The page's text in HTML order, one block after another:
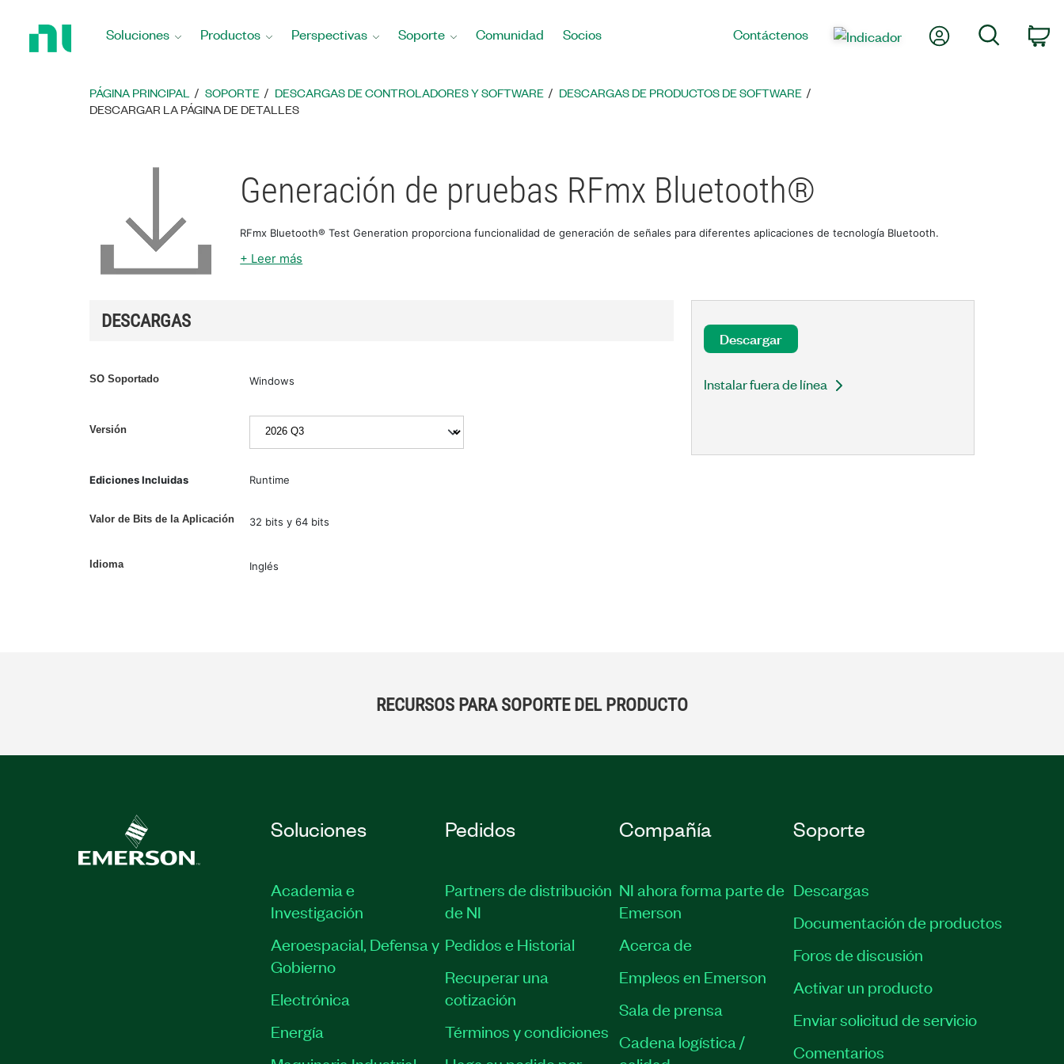
Soluciones Productos Perspectivas Soporte Comunidad Socios Contáctenos Mi cuenta Búsqueda
PÁGINA PRINCIPAL SOPORTE DESCARGAS DE CONTROLADORES Y SOFTWARE
DESCARGAS DE PRODUCTOS DE SOFTWARE
DESCARGAR LA PÁGINA DE DETALLES
Generación de pruebas RFmx Bluetooth®
RFmx Bluetooth® Test Generation proporciona funcionalidad de generación de señales para diferentes aplicaciones de tecnología Bluetooth.
+ Leer más
DESCARGAS
SO Soportado Windows
Versión
Ediciones Incluidas Runtime
Valor de Bits de la Aplicación 32 bits y 64 bits
Idioma Inglés
Descargar
Instalar fuera de línea
RECURSOS PARA SOPORTE DEL PRODUCTO
Soluciones
Academia e
Investigación
Aeroespacial, Defensa y
Gobierno
Electrónica
Energía
Pedidos
Partners de distribución
de NI
Pedidos e Historial
Recuperar una
cotización
Términos y condiciones
Compañía
NI ahora forma parte de
Emerson
Acerca de
Empleos en Emerson
Sala de prensa
Cadena logística /
Soporte
Descargas
Documentación de productos
Foros de discusión
Activar un producto
Enviar solicitud de servicio
Comentarios